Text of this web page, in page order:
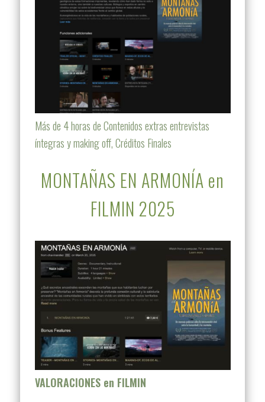
Más de 4 horas de Contenidos extras entrevistas
íntegras y making off, Créditos Finales
MONTAÑAS EN ARMONÍA en
FILMIN 2025
VALORACIONES en FILMIN